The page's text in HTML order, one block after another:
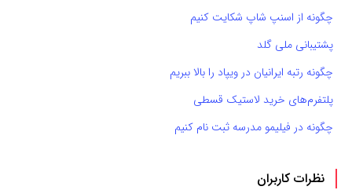
چگونه از اسنپ شاپ شکایت کنیم
پشتیبانی ملی گلد
چگونه رتبه ایرانیان در ویپاد را بالا ببریم
پلتفرم‌های خرید لاستیک قسطی
چگونه در فیلیمو مدرسه ثبت نام کنیم
نظرات کاربران